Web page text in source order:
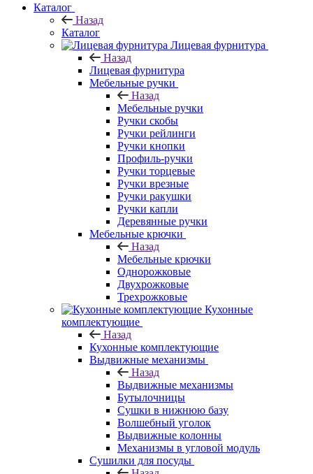
Каталог
Назад
Каталог
Лицевая фурнитура
Назад
Лицевая фурнитура
Мебельные ручки
Назад
Мебельные ручки
Ручки скобы
Ручки рейлинги
Ручки кнопки
Профиль-ручки
Ручки торцевые
Ручки врезные
Ручки ракушки
Ручки капли
Деревянные ручки
Мебельные крючки
Назад
Мебельные крючки
Однорожковые
Двухрожковые
Трехрожковые
Кухонные
комплектующие
Назад
Кухонные комплектующие
Выдвижные механизмы
Назад
Выдвижные механизмы
Бутылочницы
Сушки в нижнюю базу
Волшебный уголок
Выдвижные колонны
Механизмы в угловой модуль
Сушилки для посуды